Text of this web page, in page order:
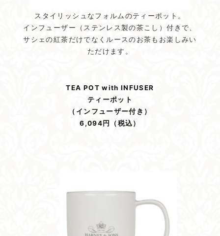
スタイリッシュなフォルムのティーポット。
インフューザー（ステンレス製の茶こし）付きで、
サシェの紅茶だけでなくルースのお茶もお楽しみい
ただけます。
TEA POT with INFUSER
ティーポット
（インフューザー付き）
6,094円（税込）